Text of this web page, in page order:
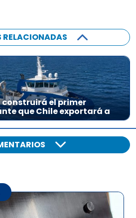
construirá el primer
que Chile exportará a